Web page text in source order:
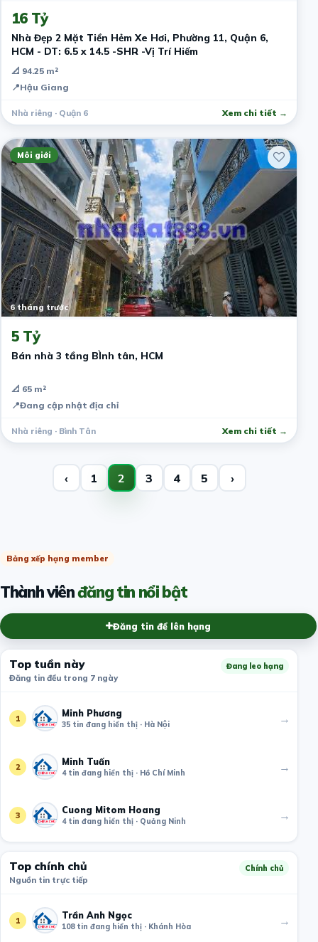
16 Tỷ
Nhà Đẹp 2 Mặt Tiền Hẻm Xe Hơi, Phường 11, Quận 6,
HCM - DT: 6.5 x 14.5 -SHR -Vị Trí Hiếm
📐 94.25 m²
📍Hậu Giang
Nhà riêng · Quận 6 Xem chi tiết →
Môi giới
6 tháng trước
5 Tỷ
Bán nhà 3 tầng BÌnh tân, HCM
📐 65 m²
📍Đang cập nhật địa chỉ
Nhà riêng · Bình Tân Xem chi tiết →
‹ 1 2 3 4 5 ›
Bảng xếp hạng member
Thành viênđăng tin nổi bật
Đăng tin để lên hạng
Top tuần này
Đăng tin đều trong 7 ngày
Đang leo hạng
1 Minh Phương
35 tin đang hiển thị · Hà Nội →
2 Minh Tuấn
4 tin đang hiển thị · Hồ Chí Minh →
3 Cuong Mitom Hoang
4 tin đang hiển thị · Quảng Ninh →
Top chính chủ
Nguồn tin trực tiếp
Chính chủ
1 Trần Anh Ngọc
108 tin đang hiển thị · Khánh Hòa →